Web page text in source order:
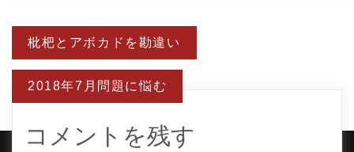
投
稿
ナ
ビ
ゲ
ー
ョ
ン
枇杷とアボカドを勘違い
2018年7月問題に悩む
コメントを残す